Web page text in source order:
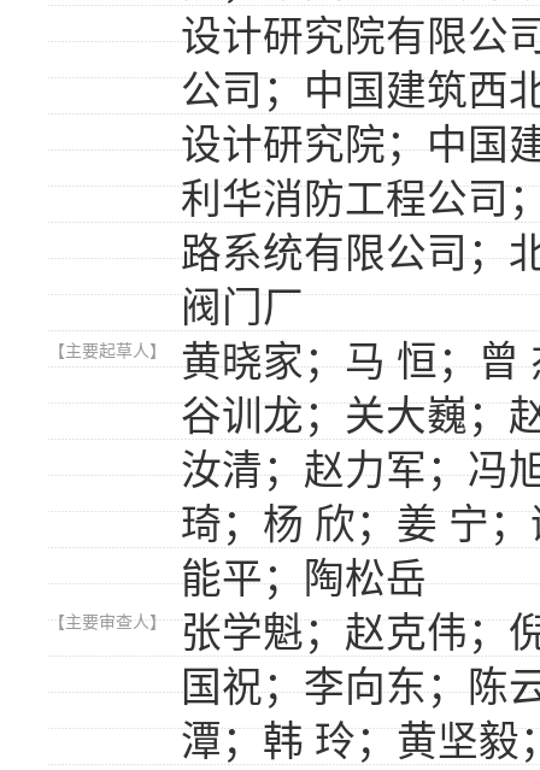
设计研究院有限公
公司；中国建筑西
设计研究院；中国
利华消防工程公司
路系统有限公司；
阀门厂
【主要起草人】
黄晓家；马 恒；曾
谷训龙；关大巍；
汝清；赵力军；冯
琦；杨 欣；姜 宁
能平；陶松岳
【主要审查人】
张学魁；赵克伟；
国祝；李向东；陈
潭；韩 玲；黄坚毅